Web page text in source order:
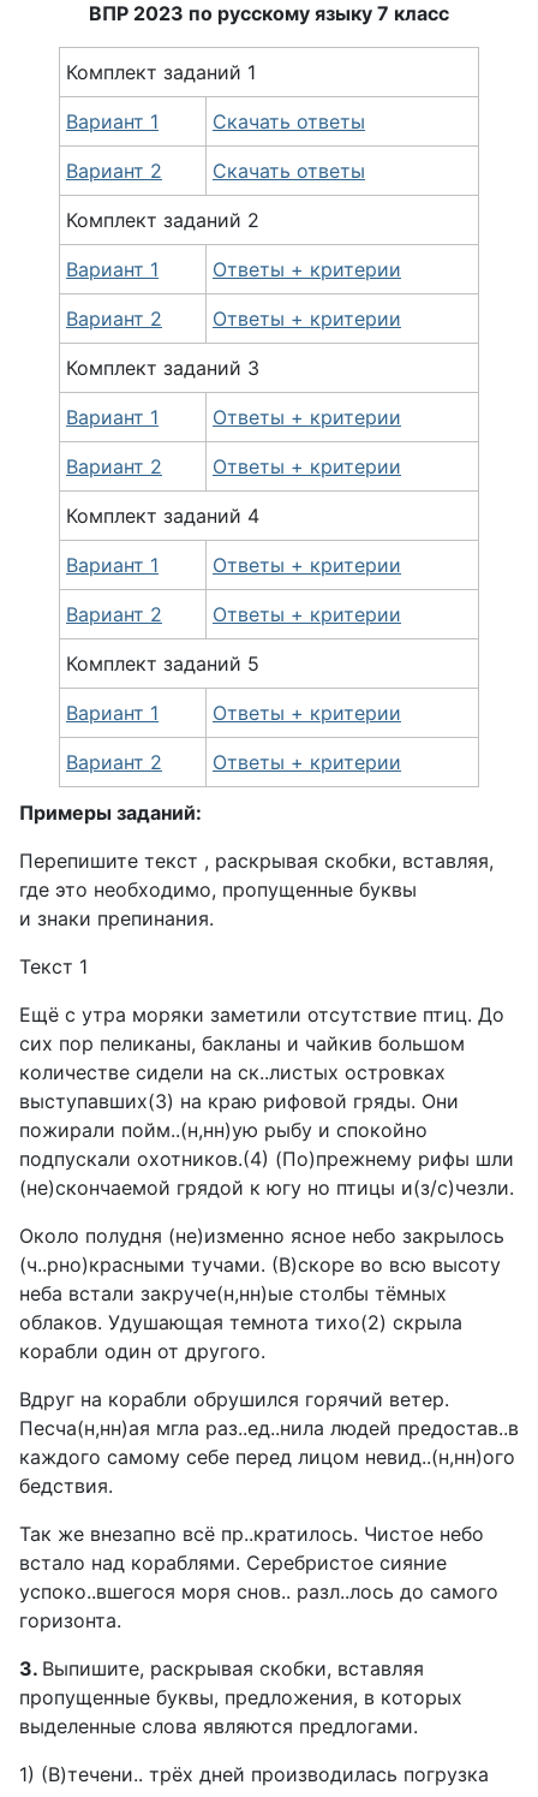
ВПР 2023 по русскому языку 7 класс
Комплект заданий 1
Вариант 1 Скачать ответы
Вариант 2 Скачать ответы
Комплект заданий 2
Вариант 1 Ответы + критерии
Вариант 2 Ответы + критерии
Комплект заданий 3
Вариант 1 Ответы + критерии
Вариант 2 Ответы + критерии
Комплект заданий 4
Вариант 1 Ответы + критерии
Вариант 2 Ответы + критерии
Комплект заданий 5
Вариант 1 Ответы + критерии
Вариант 2 Ответы + критерии
Примеры заданий:
Перепишите текст , раскрывая скобки, вставляя,
где это необходимо, пропущенные буквы
и знаки препинания.
Текст 1
Ещё с утра моряки заметили отсутствие птиц. До
сих пор пеликаны, бакланы и чайкив большом
количестве сидели на ск..листых островках
выступавших(3) на краю рифовой гряды. Они
пожирали пойм..(н,нн)ую рыбу и спокойно
подпускали охотников.(4) (По)прежнему рифы шли
(не)скончаемой грядой к югу но птицы и(з/с)чезли.
Около полудня (не)изменно ясное небо закрылось
(ч..рно)красными тучами. (В)скоре во всю высоту
неба встали закруче(н,нн)ые столбы тёмных
облаков. Удушающая темнота тихо(2) скрыла
корабли один от другого.
Вдруг на корабли обрушился горячий ветер.
Песча(н,нн)ая мгла раз..ед..нила людей предостав..в
каждого самому себе перед лицом невид..(н,нн)ого
бедствия.
Так же внезапно всё пр..кратилось. Чистое небо
встало над кораблями. Серебристое сияние
успоко..вшегося моря снов.. разл..лось до самого
горизонта.
3. Выпишите, раскрывая скобки, вставляя
пропущенные буквы, предложения, в которых
выделенные слова являются предлогами.
1) (В)течени.. трёх дней производилась погрузка